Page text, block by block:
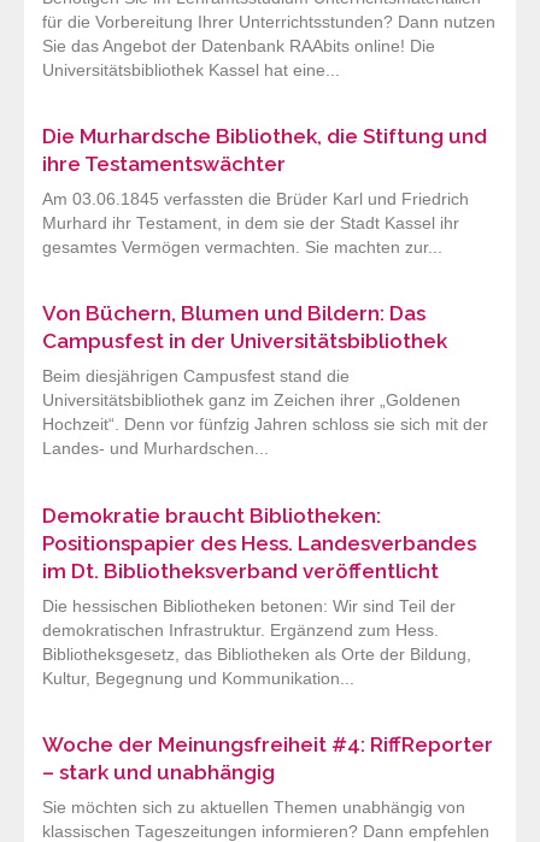
für die Vorbereitung Ihrer Unterrichtsstunden? Dann nutzen
Sie das Angebot der Datenbank RAAbits online! Die
Universitätsbibliothek Kassel hat eine...
Die Murhardsche Bibliothek, die Stiftung und
ihre Testamentswächter
Am 03.06.1845 verfassten die Brüder Karl und Friedrich
Murhard ihr Testament, in dem sie der Stadt Kassel ihr
gesamtes Vermögen vermachten. Sie machten zur...
Von Büchern, Blumen und Bildern: Das
Campusfest in der Universitätsbibliothek
Beim diesjährigen Campusfest stand die
Universitätsbibliothek ganz im Zeichen ihrer „Goldenen
Hochzeit“. Denn vor fünfzig Jahren schloss sie sich mit der
Landes- und Murhardschen...
Demokratie braucht Bibliotheken:
Positionspapier des Hess. Landesverbandes
im Dt. Bibliotheksverband veröffentlicht
Die hessischen Bibliotheken betonen: Wir sind Teil der
demokratischen Infrastruktur. Ergänzend zum Hess.
Bibliotheksgesetz, das Bibliotheken als Orte der Bildung,
Kultur, Begegnung und Kommunikation...
Woche der Meinungsfreiheit #4: RiffReporter
– stark und unabhängig
Sie möchten sich zu aktuellen Themen unabhängig von
klassischen Tageszeitungen informieren? Dann empfehlen